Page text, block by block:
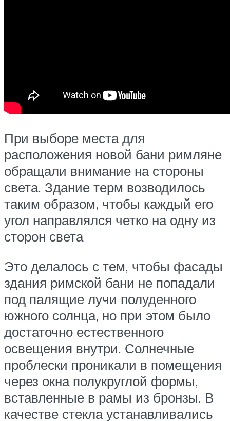
При выборе места для
расположения новой бани римляне
обращали внимание на стороны
света. Здание терм возводилось
таким образом, чтобы каждый его
угол направлялся четко на одну из
сторон света
Это делалось с тем, чтобы фасады
здания римской бани не попадали
под палящие лучи полуденного
южного солнца, но при этом было
достаточно естественного
освещения внутри. Солнечные
проблески проникали в помещения
через окна полукруглой формы,
вставленные в рамы из бронзы. В
качестве стекла устанавливались